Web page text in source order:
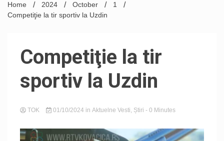
Home 2024 October
1
Competiţie la tir sportiv la Uzdin
Competiţie la tir
sportiv la Uzdin
TOK 01/10/2024 in Aktuelne Vesti, Știri - 0 Minutes